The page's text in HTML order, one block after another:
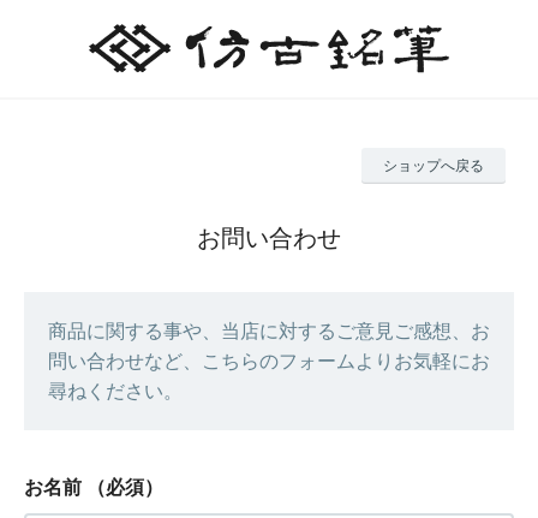
ショップへ戻る
お問い合わせ
商品に関する事や、当店に対するご意見ご感想、お
問い合わせなど、こちらのフォームよりお気軽にお
尋ねください。
お名前 （必須）